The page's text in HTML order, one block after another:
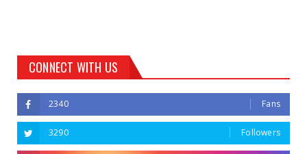
CONNECT WITH US
2340 Fans
3290 Followers